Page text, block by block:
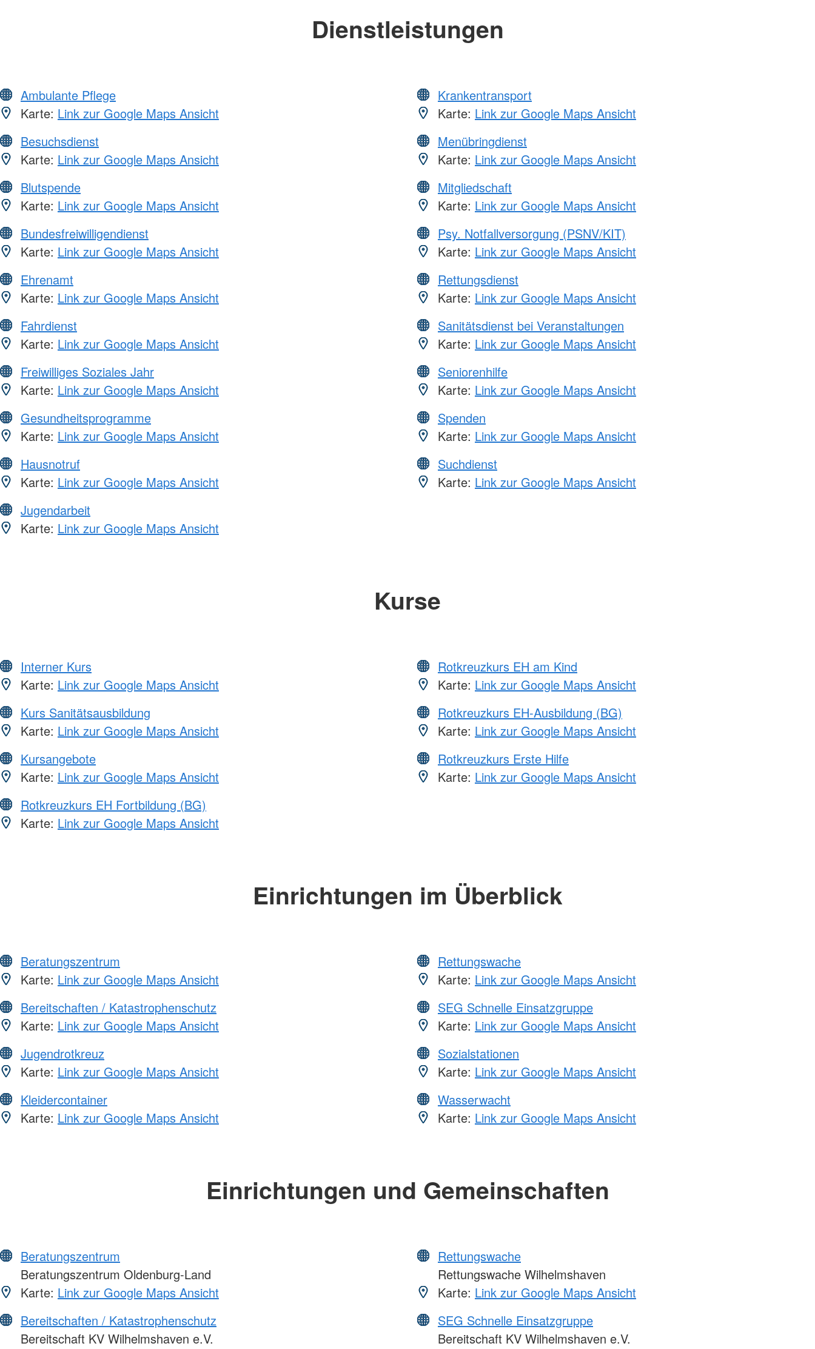
Dienstleistungen
Ambulante Pflege
Karte: Link zur Google Maps Ansicht
Besuchsdienst
Karte: Link zur Google Maps Ansicht
Blutspende
Karte: Link zur Google Maps Ansicht
Bundesfreiwilligendienst
Karte: Link zur Google Maps Ansicht
Ehrenamt
Karte: Link zur Google Maps Ansicht
Fahrdienst
Karte: Link zur Google Maps Ansicht
Freiwilliges Soziales Jahr
Karte: Link zur Google Maps Ansicht
Gesundheitsprogramme
Karte: Link zur Google Maps Ansicht
Hausnotruf
Karte: Link zur Google Maps Ansicht
Jugendarbeit
Karte: Link zur Google Maps Ansicht
Krankentransport
Karte: Link zur Google Maps Ansicht
Menübringdienst
Karte: Link zur Google Maps Ansicht
Mitgliedschaft
Karte: Link zur Google Maps Ansicht
Psy. Notfallversorgung (PSNV/KIT)
Karte: Link zur Google Maps Ansicht
Rettungsdienst
Karte: Link zur Google Maps Ansicht
Sanitätsdienst bei Veranstaltungen
Karte: Link zur Google Maps Ansicht
Seniorenhilfe
Karte: Link zur Google Maps Ansicht
Spenden
Karte: Link zur Google Maps Ansicht
Suchdienst
Karte: Link zur Google Maps Ansicht
Kurse
Interner Kurs
Karte: Link zur Google Maps Ansicht
Kurs Sanitätsausbildung
Karte: Link zur Google Maps Ansicht
Kursangebote
Karte: Link zur Google Maps Ansicht
Rotkreuzkurs EH Fortbildung (BG)
Karte: Link zur Google Maps Ansicht
Rotkreuzkurs EH am Kind
Karte: Link zur Google Maps Ansicht
Rotkreuzkurs EH-Ausbildung (BG)
Karte: Link zur Google Maps Ansicht
Rotkreuzkurs Erste Hilfe
Karte: Link zur Google Maps Ansicht
Einrichtungen im Überblick
Beratungszentrum
Karte: Link zur Google Maps Ansicht
Bereitschaften / Katastrophenschutz
Karte: Link zur Google Maps Ansicht
Jugendrotkreuz
Karte: Link zur Google Maps Ansicht
Kleidercontainer
Karte: Link zur Google Maps Ansicht
Rettungswache
Karte: Link zur Google Maps Ansicht
SEG Schnelle Einsatzgruppe
Karte: Link zur Google Maps Ansicht
Sozialstationen
Karte: Link zur Google Maps Ansicht
Wasserwacht
Karte: Link zur Google Maps Ansicht
Einrichtungen und Gemeinschaften
Beratungszentrum
Beratungszentrum Oldenburg-Land
Karte: Link zur Google Maps Ansicht
Bereitschaften / Katastrophenschutz
Bereitschaft KV Wilhelmshaven e.V.
Rettungswache
Rettungswache Wilhelmshaven
Karte: Link zur Google Maps Ansicht
SEG Schnelle Einsatzgruppe
Bereitschaft KV Wilhelmshaven e.V.